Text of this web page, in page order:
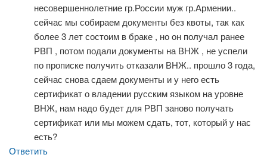
несовершеннолетние гр.России муж гр.Армении..
сейчас мы собираем документы без квоты, так как
более 3 лет состоим в браке , но он получал ранее
РВП , потом подали документы на ВНЖ , не успели
по прописке получить отказали ВНЖ.. прошло 3 года,
сейчас снова сдаем документы и у него есть
сертификат о владении русским языком на уровне
ВНЖ, нам надо будет для РВП заново получать
сертификат или мы можем сдать, тот, который у нас
есть?
Ответить